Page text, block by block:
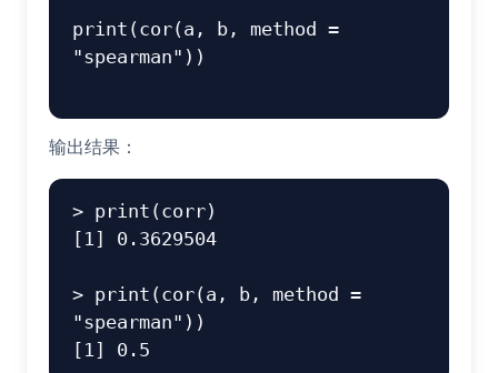
print(cor(a, b, method =
"spearman"))
输出结果：
> print(corr)
[1] 0.3629504
> print(cor(a, b, method =
"spearman"))